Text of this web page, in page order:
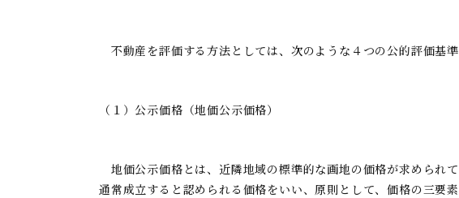
不動産を評価する方法としては、次のような４つの公的評価基準
（１）公示価格（地価公示価格）
地価公示価格とは、近隣地域の標準的な画地の価格が求められ
通常成立すると認められる価格をいい、原則として、価格の三要